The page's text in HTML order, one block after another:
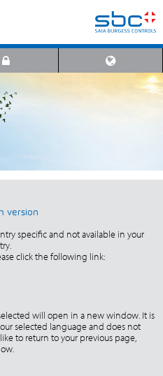
version
specific and not available in your
click the following link:
will open in a new window. It is
selected language and does not
to return to your previous page,